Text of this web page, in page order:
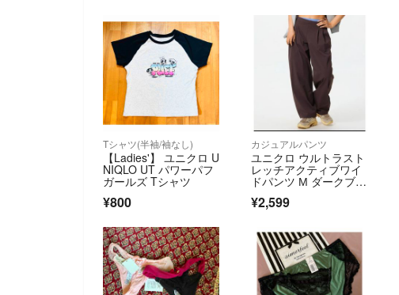
Tシャツ(半袖/袖なし)
【Ladies'】 ユニクロ U
NIQLO UT パワーパフ
ガールズ Tシャツ
¥800
カジュアルパンツ
ユニクロ ウルトラスト
レッチアクティブワイ
ドパンツ М ダークブラ
¥2,599